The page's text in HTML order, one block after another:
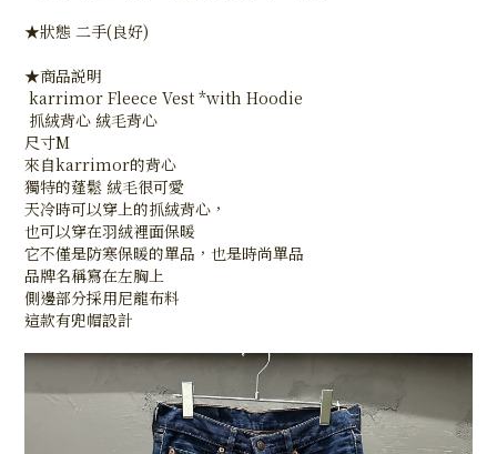
★狀態 二手(良好)
★商品説明
karrimor Fleece Vest *with Hoodie
抓絨背心 絨毛背心
尺寸M
來自karrimor的背心
獨特的蓬鬆 絨毛很可愛
天冷時可以穿上的抓絨背心，
也可以穿在羽絨裡面保暖
它不僅是防寒保暖的單品，也是時尚單品
品牌名稱寫在左胸上
側邊部分採用尼龍布料
這款有兜帽設計